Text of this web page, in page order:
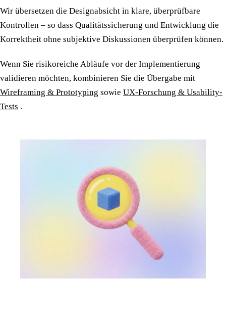
Wir übersetzen die Designabsicht in klare, überprüfbare
Kontrollen – so dass Qualitätssicherung und Entwicklung die
Korrektheit ohne subjektive Diskussionen überprüfen können.
Wenn Sie risikoreiche Abläufe vor der Implementierung
validieren möchten, kombinieren Sie die Übergabe mit
Wireframing & Prototyping sowie UX-Forschung & Usability-
Tests .